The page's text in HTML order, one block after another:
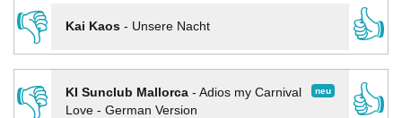
👎
Kai Kaos- Unsere Nacht
👍
👎
neu
KI Sunclub Mallorca- Adios my Carnival
Love - German Version
👍